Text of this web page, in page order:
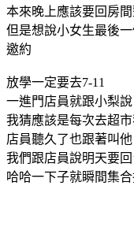
本來晚上應該要回房
但是想說小女生最後
邀約
放學一定要去7-11
一進門店員就跟小梨
我猜應該是每次去超市
店員聽久了也跟著叫他
我們跟店員說明天要
哈哈一下子就瞬間集